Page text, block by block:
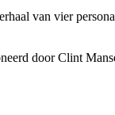
van vier
door Clint